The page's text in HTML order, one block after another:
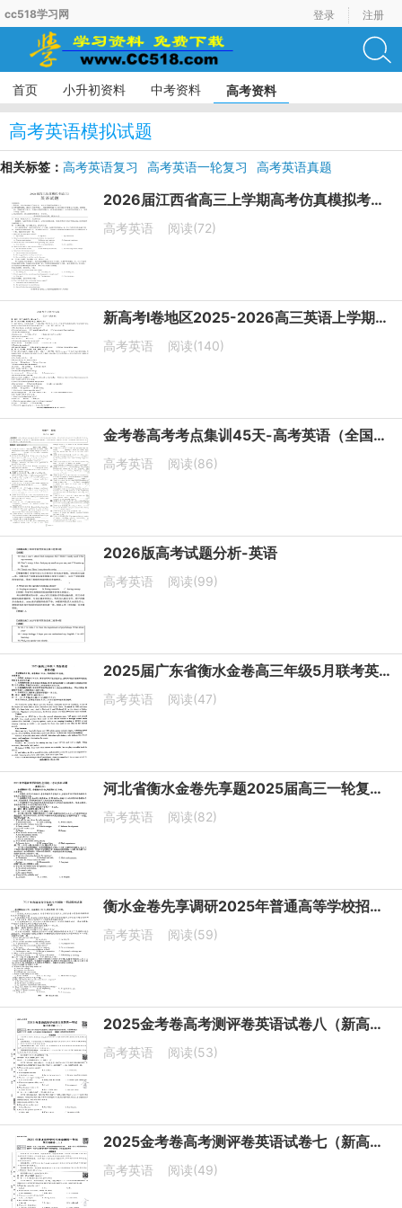
cc518学习网 登录 注册
首页 小升初资料 中考资料 高考资料
高考英语模拟试题
相关标签： 高考英语复习 高考英语一轮复习
高考英语真题
2026届江西省高三上学期高考仿真模拟考试（三）英语试题
高考英语 阅读(72)
新高考I卷地区2025-2026高三英语上学期期中模拟测试卷
高考英语 阅读(140)
金考卷高考考点集训45天-高考英语（全国通用版）
高考英语 阅读(86)
2026版高考试题分析-英语
高考英语 阅读(99)
2025届广东省衡水金卷高三年级5月联考英语试题
高考英语 阅读(47)
河北省衡水金卷先享题2025届高三一轮复习夯基卷（二）英语
高考英语 阅读(82)
衡水金卷先享调研2025年普通高等学校招生全国统一考试模拟试题（一）英语（有听力）
高考英语 阅读(59)
2025金考卷高考测评卷英语试卷八（新高考）
高考英语 阅读(53)
2025金考卷高考测评卷英语试卷七（新高考）
高考英语 阅读(49)